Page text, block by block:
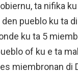
ta nifika
pueblo ku ta
ku ta 5
of ku e ta
miembronan di